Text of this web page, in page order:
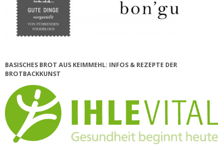
BASISCHES BROT AUS KEIMMEHL: INFOS & REZEPTE DER
BROTBACKKUNST